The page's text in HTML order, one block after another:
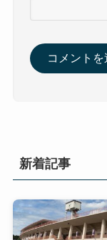
新着記事